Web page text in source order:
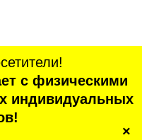
Обороны, 70, корп.
с физическими
индивидуальных
×